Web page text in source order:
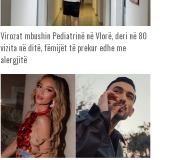
Virozat mbushin Pediatrinë në Vlorë, deri në 80
vizita në ditë, fëmijët të prekur edhe me
alergjitë